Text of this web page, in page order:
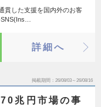
貫した支援を国内外のお客
詳細へ
掲載期間 26/08/03～26/08/16
兆円市場の事